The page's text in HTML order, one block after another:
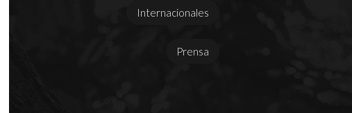
Internacionales
Prensa